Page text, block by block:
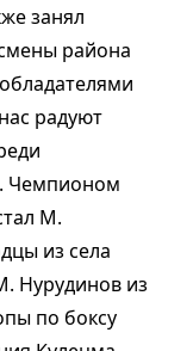
занял
района
радуют
Чемпионом
М.
из села
Нурудинов из
по боксу